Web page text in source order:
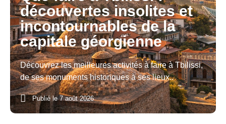
découvertes insolites et
incontournables de la
capitale géorgienne
Découvrez les meilleures activités à faire à Tbilissi,
de ses monuments historiques à ses lieux..
Publié le7 août 2026